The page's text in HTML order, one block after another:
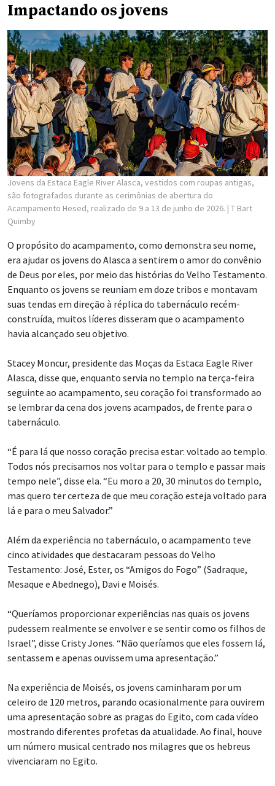
Impactando os jovens
Jovens da Estaca Eagle River Alasca, vestidos com roupas antigas,
são fotografados durante as cerimônias de abertura do
Acampamento Hesed, realizado de 9 a 13 de junho de 2026. | T Bart
Quimby
O propósito do acampamento, como demonstra seu nome,
era ajudar os jovens do Alasca a sentirem o amor do convênio
de Deus por eles, por meio das histórias do Velho Testamento.
Enquanto os jovens se reuniam em doze tribos e montavam
suas tendas em direção à réplica do tabernáculo recém-
construída, muitos líderes disseram que o acampamento
havia alcançado seu objetivo.
Stacey Moncur, presidente das Moças da Estaca Eagle River
Alasca, disse que, enquanto servia no templo na terça-feira
seguinte ao acampamento, seu coração foi transformado ao
se lembrar da cena dos jovens acampados, de frente para o
tabernáculo.
“É para lá que nosso coração precisa estar: voltado ao templo.
Todos nós precisamos nos voltar para o templo e passar mais
tempo nele”, disse ela. “Eu moro a 20, 30 minutos do templo,
mas quero ter certeza de que meu coração esteja voltado para
lá e para o meu Salvador.”
Além da experiência no tabernáculo, o acampamento teve
cinco atividades que destacaram pessoas do Velho
Testamento: José, Ester, os “Amigos do Fogo” (Sadraque,
Mesaque e Abednego), Davi e Moisés.
“Queríamos proporcionar experiências nas quais os jovens
pudessem realmente se envolver e se sentir como os filhos de
Israel”, disse Cristy Jones. “Não queríamos que eles fossem lá,
sentassem e apenas ouvissem uma apresentação.”
Na experiência de Moisés, os jovens caminharam por um
celeiro de 120 metros, parando ocasionalmente para ouvirem
uma apresentação sobre as pragas do Egito, com cada vídeo
mostrando diferentes profetas da atualidade. Ao final, houve
um número musical centrado nos milagres que os hebreus
vivenciaram no Egito.